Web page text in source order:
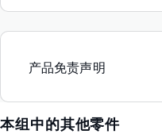
产品免责声明
本组中的其他零件